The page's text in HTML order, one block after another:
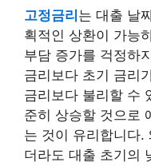
고정금리 는 대출 날
획적인 상환이 가능
부담 증가를 걱정하
금리보다 초기 금리
금리보다 불리할 수
준히 상승할 것으로
는 것이 유리합니다.
더라도 대출 초기의